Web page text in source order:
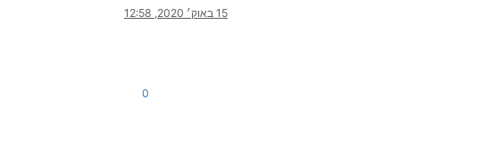
15 באוק׳ 2020, 12:58
0